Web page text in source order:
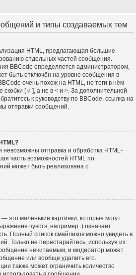
и типы создаваемых тем
HTML, предлагающая большие
отдельных частей сообщения.
BBCode определяется администратором,
быть отключён на уровне сообщения в
очень похож на HTML, но теги в нём
скобки [ и ], а не в < и >. За дополнительной
к руководству по BBCode, ссылка на
отправки сообщений.
невозможны отправка и обработка HTML-
часть возможностей HTML по
может быть реализована с
это маленькие картинки, которые могут
чувств, например :) означает
Полный список смайликов можно увидеть в
Только не перестарайтесь, используя их:
нечитаемым, и модератор может
или вообще удалить его.
также может ограничить количество